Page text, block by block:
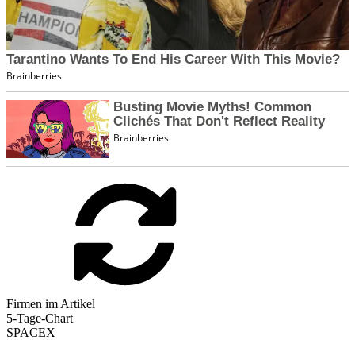
Firmen im Artikel
5-Tage-Chart
SPACEX